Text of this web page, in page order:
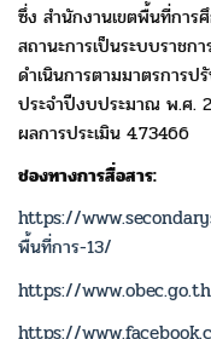
ซึ่ง สำนักงานเขตพื้นที่การ
สถานะการเป็นระบบราชก
ดำเนินการตามมาตรการ
ประจำปีงบประมาณ พ.ศ.
ผลการประเมิน 4.73466
ช่องทางการสื่อสาร:
https://
พื้นที่การ-13/
https://
https://